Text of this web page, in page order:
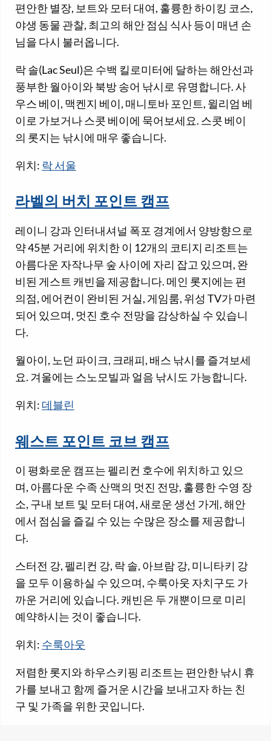
편안한 별장, 보트와 모터 대여, 훌륭한 하이킹 코스,
야생 동물 관찰, 최고의 해안 점심 식사 등이 매년 손
님을 다시 불러옵니다.
락 솔(Lac Seul)은 수백 킬로미터에 달하는 해안선과
풍부한 월아이와 북방 송어 낚시로 유명합니다. 사
우스 베이, 맥켄지 베이, 매니토바 포인트, 윌리엄 베
이로 가보거나 스콧 베이에 묵어보세요. 스콧 베이
의 롯지는 낚시에 매우 좋습니다.
위치: 락 서울
라벨의 버치 포인트 캠프
레이니 강과 인터내셔널 폭포 경계에서 양방향으로
약 45분 거리에 위치한 이 12개의 코티지 리조트는
아름다운 자작나무 숲 사이에 자리 잡고 있으며, 완
비된 게스트 캐빈을 제공합니다. 메인 롯지에는 편
의점, 에어컨이 완비된 거실, 게임룸, 위성 TV가 마련
되어 있으며, 멋진 호수 전망을 감상하실 수 있습니
다.
월아이, 노던 파이크, 크래피, 배스 낚시를 즐겨보세
요. 겨울에는 스노모빌과 얼음 낚시도 가능합니다.
위치: 데블린
웨스트 포인트 코브 캠프
이 평화로운 캠프는 펠리컨 호수에 위치하고 있으
며, 아름다운 수족 산맥의 멋진 전망, 훌륭한 수영 장
소, 구내 보트 및 모터 대여, 새로운 생선 가게, 해안
에서 점심을 즐길 수 있는 수많은 장소를 제공합니
다.
스터전 강, 펠리컨 강, 락 솔, 아브람 강, 미니타키 강
을 모두 이용하실 수 있으며, 수룩아웃 자치구도 가
까운 거리에 있습니다. 캐빈은 두 개뿐이므로 미리
예약하시는 것이 좋습니다.
위치: 수룩아웃
저렴한 롯지와 하우스키핑 리조트는 편안한 낚시 휴
가를 보내고 함께 즐거운 시간을 보내고자 하는 친
구 및 가족을 위한 곳입니다.